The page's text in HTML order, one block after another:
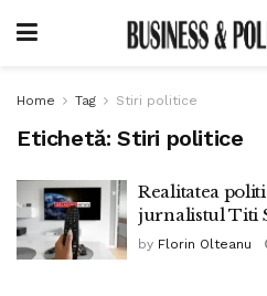
Home Tag Stiri politice
Etichetă: Stiri politice
Realitatea
jurnalistul Titi
by Florin Olteanu